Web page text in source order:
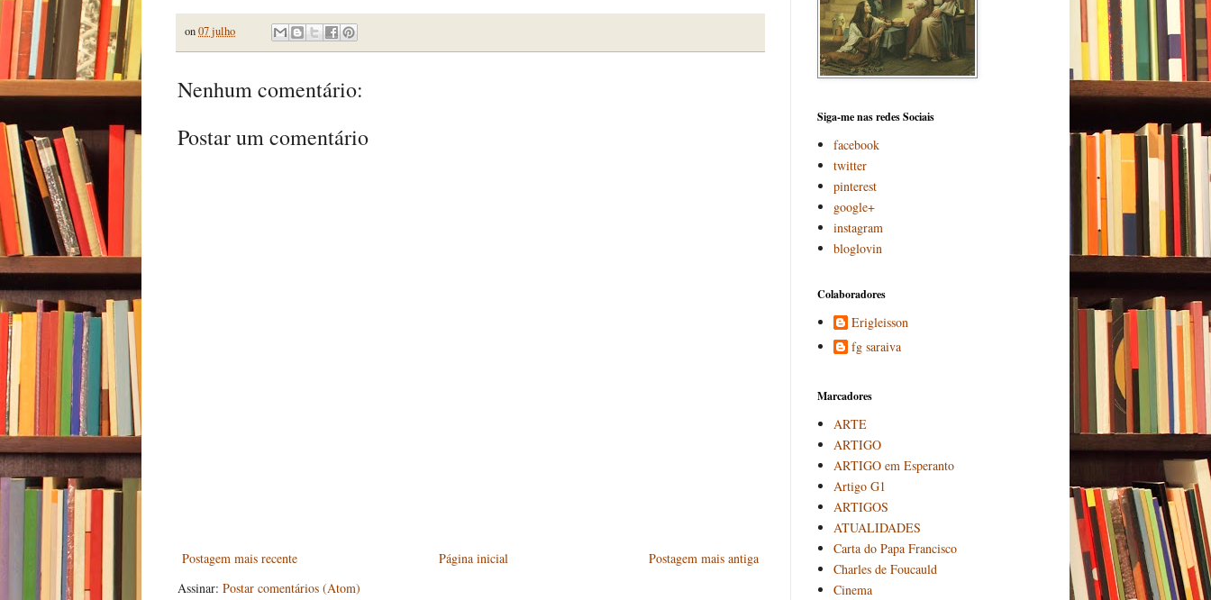
on07 julho
Nenhum comentário:
Postar um comentário
Postagem mais recente Postagem mais antiga
Página inicial
Assinar: Postar comentários (Atom)
Siga-me nas redes Sociais
facebook
twitter
pinterest
google+
instagram
bloglovin
Colaboradores
Erigleisson
fg saraiva
Marcadores
ARTE
ARTIGO
ARTIGO em Esperanto
Artigo G1
ARTIGOS
ATUALIDADES
Carta do Papa Francisco
Charles de Foucauld
Cinema